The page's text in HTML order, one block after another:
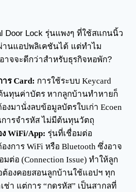
Door Lock รุ่นแพงๆ ที่ใช้สแกนนิ้ว
านแอปพลิเคชันได้ แต่ทำไม
าจจะดีกว่าสำหรับธุรกิจหอพัก?
ร Card: การใช้ระบบ Keycard
นทุนค่าบัตร หากลูกบ้านทำหายก็
งมานั่งลบข้อมูลบัตรใบเก่า Ecoen
การจำรหัส ไม่มีต้นทุนวัตถุ
WiFi/App: รุ่นที่เชื่อมต่อ
การ WiFi หรือ Bluetooth ซึ่งอาจ
ต่อ (Connection Issue) ทำให้ลูก
องคอยสอนลูกบ้านใช้แอปฯ ทุก
ช่า แต่การ “กดรหัส” เป็นสากลที่